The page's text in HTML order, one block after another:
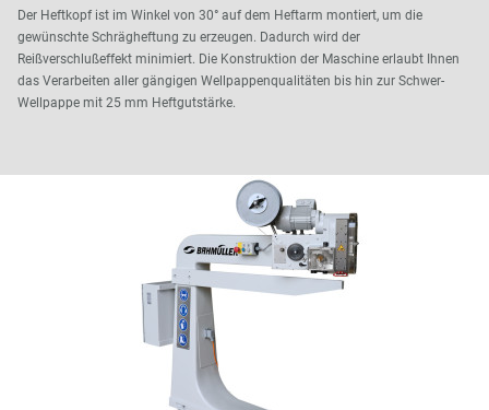
Der Heftkopf ist im Winkel von 30° auf dem Heftarm montiert, um die
gewünschte Schrägheftung zu erzeugen. Dadurch wird der
Reißverschlußeffekt minimiert. Die Konstruktion der Maschine erlaubt Ihnen
das Verarbeiten aller gängigen Wellpappenqualitäten bis hin zur Schwer-
Wellpappe mit 25 mm Heftgutstärke.